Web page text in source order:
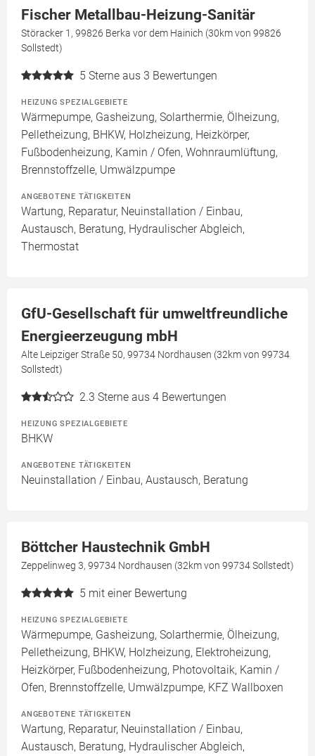
Fischer Metallbau-Heizung-Sanitär
Störacker 1, 99826 Berka vor dem Hainich (30km von 99826
Sollstedt)
5 Sterne aus 3 Bewertungen
HEIZUNG SPEZIALGEBIETE
Wärmepumpe, Gasheizung, Solarthermie, Ölheizung,
Pelletheizung, BHKW, Holzheizung, Heizkörper,
Fußbodenheizung, Kamin / Ofen, Wohnraumlüftung,
Brennstoffzelle, Umwälzpumpe
ANGEBOTENE TÄTIGKEITEN
Wartung, Reparatur, Neuinstallation / Einbau,
Austausch, Beratung, Hydraulischer Abgleich,
Thermostat
GfU-Gesellschaft für umweltfreundliche
Energieerzeugung mbH
Alte Leipziger Straße 50, 99734 Nordhausen (32km von 99734
Sollstedt)
2.3 Sterne aus 4 Bewertungen
HEIZUNG SPEZIALGEBIETE
BHKW
ANGEBOTENE TÄTIGKEITEN
Neuinstallation / Einbau, Austausch, Beratung
Böttcher Haustechnik GmbH
Zeppelinweg 3, 99734 Nordhausen (32km von 99734 Sollstedt)
5 mit einer Bewertung
HEIZUNG SPEZIALGEBIETE
Wärmepumpe, Gasheizung, Solarthermie, Ölheizung,
Pelletheizung, BHKW, Holzheizung, Elektroheizung,
Heizkörper, Fußbodenheizung, Photovoltaik, Kamin /
Ofen, Brennstoffzelle, Umwälzpumpe, KFZ Wallboxen
ANGEBOTENE TÄTIGKEITEN
Wartung, Reparatur, Neuinstallation / Einbau,
Austausch, Beratung, Hydraulischer Abgleich,